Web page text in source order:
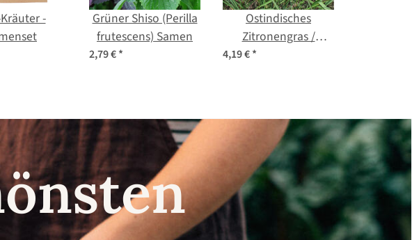
-
Grüner Shiso (Perilla
frutescens) Samen
2,79 €*
Ostindisches
Zitronengras /
Lemongras
4,19 €*